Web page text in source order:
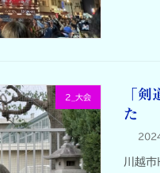
2_大会
「
た
川越市